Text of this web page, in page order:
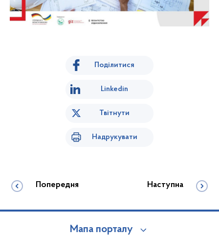
Поділитися
Linkedin
Твітнути
Надрукувати
Попередня Наступна
Мапа порталу